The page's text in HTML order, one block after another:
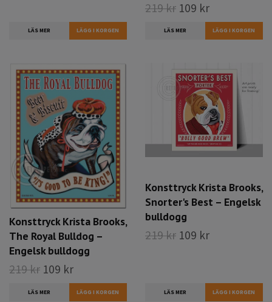
LÄS MER
219 kr 109 kr
LÄS MER
Konsttryck Krista Brooks,
The Royal Bulldog –
Engelsk bulldogg
219 kr 109 kr
LÄS MER
Konsttryck Krista Brooks,
Snorter's Best – Engelsk
bulldogg
219 kr 109 kr
LÄS MER